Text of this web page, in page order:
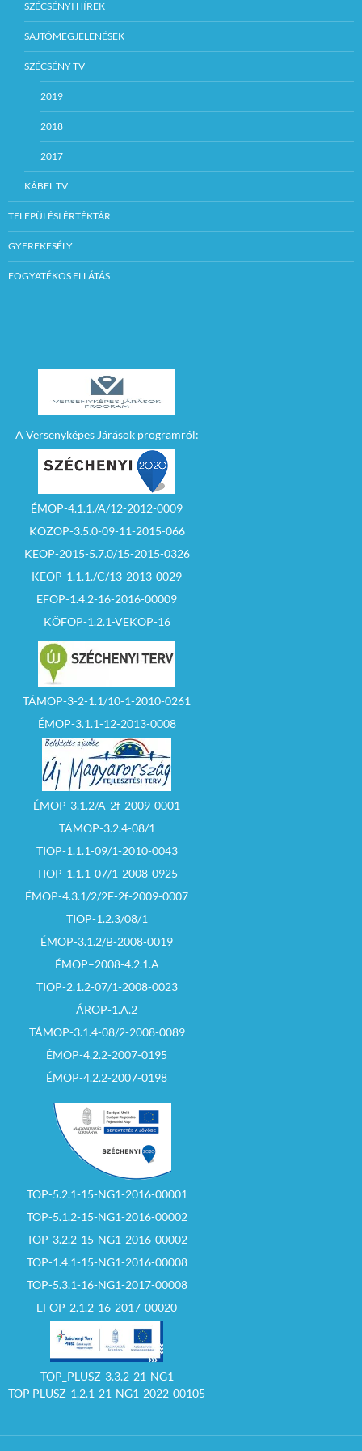
SZÉCSÉNYI HÍREK
SAJTÓMEGJELENÉSEK
SZÉCSÉNY TV
2019
2018
2017
KÁBEL TV
TELEPÜLÉSI ÉRTÉKTÁR
GYEREKESÉLY
FOGYATÉKOS ELLÁTÁS
A Versenyképes Járások programról:
ÉMOP-4.1.1./A/12-2012-0009
KÖZOP-3.5.0-09-11-2015-066
KEOP-2015-5.7.0/15-2015-0326
KEOP-1.1.1./C/13-2013-0029
EFOP-1.4.2-16-2016-00009
KÖFOP-1.2.1-VEKOP-16
TÁMOP-3-2-1.1/10-1-2010-0261
ÉMOP-3.1.1-12-2013-0008
ÉMOP-3.1.2/A-2f-2009-0001
TÁMOP-3.2.4-08/1
TIOP-1.1.1-09/1-2010-0043
TIOP-1.1.1-07/1-2008-0925
ÉMOP-4.3.1/2/2F-2f-2009-0007
TIOP-1.2.3/08/1
ÉMOP-3.1.2/B-2008-0019
ÉMOP–2008-4.2.1.A
TIOP-2.1.2-07/1-2008-0023
ÁROP-1.A.2
TÁMOP-3.1.4-08/2-2008-0089
ÉMOP-4.2.2-2007-0195
ÉMOP-4.2.2-2007-0198
TOP-5.2.1-15-NG1-2016-00001
TOP-5.1.2-15-NG1-2016-00002
TOP-3.2.2-15-NG1-2016-00002
TOP-1.4.1-15-NG1-2016-00008
TOP-5.3.1-16-NG1-2017-00008
EFOP-2.1.2-16-2017-00020
TOP_PLUSZ-3.3.2-21-NG1
TOP PLUSZ-1.2.1-21-NG1-2022-00105